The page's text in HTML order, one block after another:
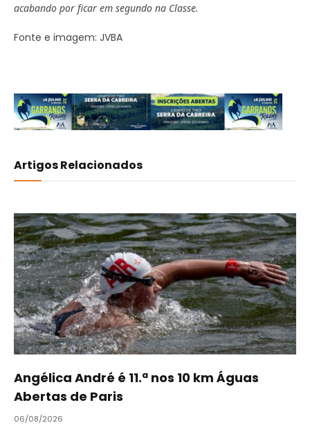
acabando por ficar em segundo na Classe.
Fonte e imagem: JVBA
Artigos Relacionados
Angélica André é 11.ª nos 10 km Águas
Abertas de Paris
06/08/2026